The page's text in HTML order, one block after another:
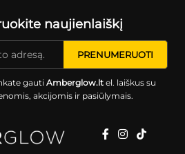
naujienlaiškį
gauti Amberglow.ltel. laiškus su
akcijomis ir pasiūlymais.